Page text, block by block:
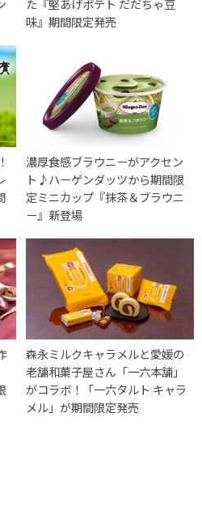
味』期間限定発売
濃厚食感ブラウニーがアクセン
ト♪ハーゲンダッツから期間限
定ミニカップ『抹茶＆ブラウニ
ー』新登場
森永ミルクキャラメルと愛媛の
老舗和菓子屋さん「一六本舗」
がコラボ！「一六タルト キャラ
メル」が期間限定発売